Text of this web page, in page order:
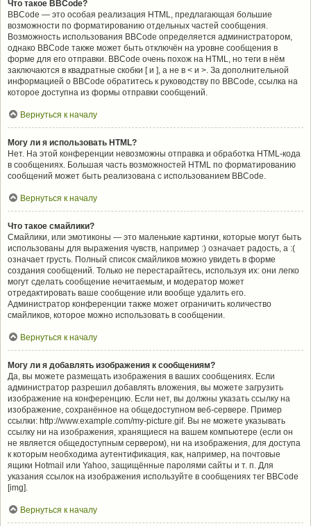
Что такое BBCode?
BBCode — это особая реализация HTML, предлагающая большие
возможности по форматированию отдельных частей сообщения.
Возможность использования BBCode определяется администратором,
однако BBCode также может быть отключён на уровне сообщения в
форме для его отправки. BBCode очень похож на HTML, но теги в нём
заключаются в квадратные скобки [ и ], а не в < и >. За дополнительной
информацией о BBCode обратитесь к руководству по BBCode, ссылка на
которое доступна из формы отправки сообщений.
Вернуться к началу
Могу ли я использовать HTML?
Нет. На этой конференции невозможны отправка и обработка HTML-кода
в сообщениях. Большая часть возможностей HTML по форматированию
сообщений может быть реализована с использованием BBCode.
Вернуться к началу
Что такое смайлики?
Смайлики, или эмотиконы — это маленькие картинки, которые могут быть
использованы для выражения чувств, например :) означает радость, а :(
означает грусть. Полный список смайликов можно увидеть в форме
создания сообщений. Только не перестарайтесь, используя их: они легко
могут сделать сообщение нечитаемым, и модератор может
отредактировать ваше сообщение или вообще удалить его.
Администратор конференции также может ограничить количество
смайликов, которое можно использовать в сообщении.
Вернуться к началу
Могу ли я добавлять изображения к сообщениям?
Да, вы можете размещать изображения в ваших сообщениях. Если
администратор разрешил добавлять вложения, вы можете загрузить
изображение на конференцию. Если нет, вы должны указать ссылку на
изображение, сохранённое на общедоступном веб-сервере. Пример
ссылки: http://www.example.com/my-picture.gif. Вы не можете указывать
ссылку ни на изображения, хранящиеся на вашем компьютере (если он
не является общедоступным сервером), ни на изображения, для доступа
к которым необходима аутентификация, как, например, на почтовые
ящики Hotmail или Yahoo, защищённые паролями сайты и т. п. Для
указания ссылок на изображения используйте в сообщениях тег BBCode
[img].
Вернуться к началу